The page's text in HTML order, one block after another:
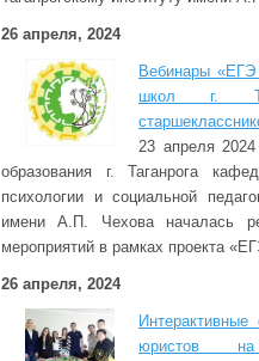
26 апреля, 2024
Вебинары «ЕГЭ
школ г.
23 апреля
образования г. Таганрога
психологии и социальной
имени А.П. Чехова началась
мероприятий в рамках проекта
26 апреля, 2024
юристов